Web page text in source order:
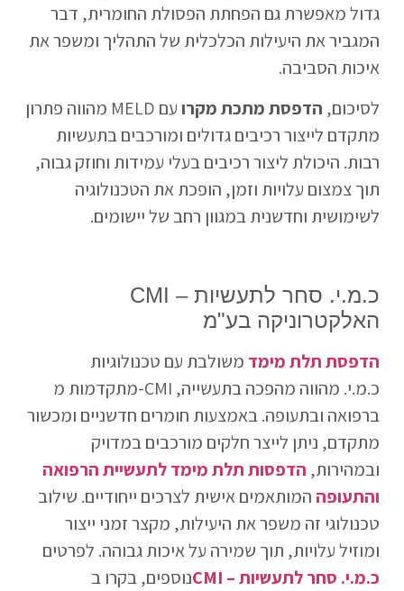
גדול מאפשרת גם הפחתת הפסולת החומרית, דבר
המגביר את היעילות הכלכלית של התהליך ומשפר את
איכות הסביבה.
לסיכום, הדפסת מתכת מקרו
עם MELD מהווה פתרון
מתקדם לייצור רכיבים גדולים ומורכבים בתעשיות
רבות. היכולת ליצור רכיבים בעלי עמידות וחוזק גבוה,
תוך צמצום עלויות וזמן, הופכת את הטכנולוגיה
לשימושית וחדשנית במגוון רחב של יישומים.
CMI – כ.מ.י. סחר לתעשיות
האלקטרוניקה בע"מ
הדפסת תלת מימד משולבת עם טכנולוגיות
מתקדמות מ-CMI כ.מ.י. מהווה מהפכה בתעשייה,
ברפואה ובתעופה. באמצעות חומרים חדשניים ומכשור
מתקדם, ניתן לייצר חלקים מורכבים במדויק
ובמהירות, הדפסות תלת מימד לתעשיית הרפואה
והתעופה המותאמים אישית לצרכים ייחודיים. שילוב
טכנולוגי זה משפר את היעילות, מקצר זמני ייצור
ומוזיל עלויות, תוך שמירה על איכות גבוהה. לפרטים
נוספים, בקרו בCMI – כ.מ.י. סחר לתעשיות